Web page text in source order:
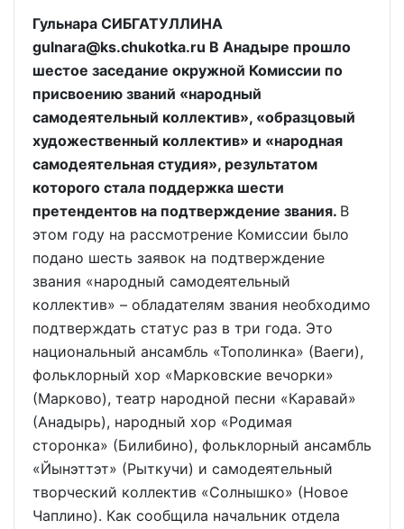
Гульнара СИБГАТУЛЛИНА
gulnara@ks.chukotka.ru В Анадыре прошло
шестое заседание окружной Комиссии по
присвоению званий «народный
самодеятельный коллектив», «образцовый
художественный коллектив» и «народная
самодеятельная студия», результатом
которого стала поддержка шести
претендентов на подтверждение звания. В
этом году на рассмотрение Комиссии было
подано шесть заявок на подтверждение
звания «народный самодеятельный
коллектив» – обладателям звания необходимо
подтверждать статус раз в три года. Это
национальный ансамбль «Тополинка» (Ваеги),
фольклорный хор «Марковские вечорки»
(Марково), театр народной песни «Каравай»
(Анадырь), народный хор «Родимая
сторонка» (Билибино), фольклорный ансамбль
«Йынэттэт» (Рыткучи) и самодеятельный
творческий коллектив «Солнышко» (Новое
Чаплино). Как сообщила начальник отдела